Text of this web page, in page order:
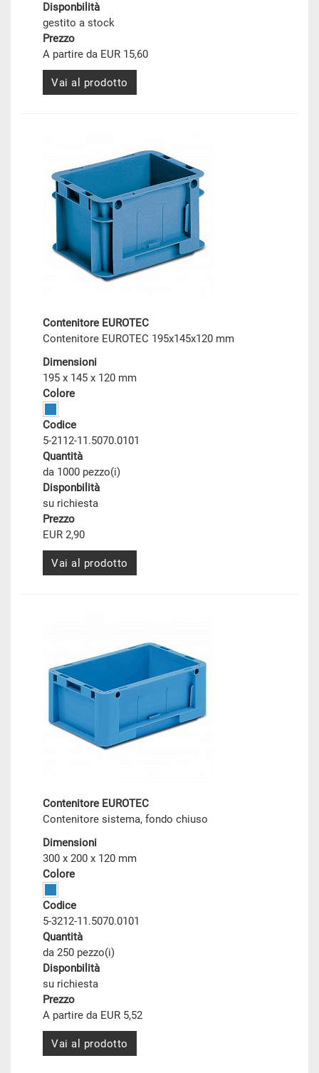
Disponbilità
gestito a stock
Prezzo
A partire da EUR 15,60
Vai al prodotto
Contenitore EUROTEC
Contenitore EUROTEC 195x145x120 mm
Dimensioni
195 x 145 x 120 mm
Colore
Codice
5-2112-11.5070.0101
Quantità
da 1000 pezzo(i)
Disponbilità
su richiesta
Prezzo
EUR 2,90
Vai al prodotto
Contenitore EUROTEC
Contenitore sistema, fondo chiuso
Dimensioni
300 x 200 x 120 mm
Colore
Codice
5-3212-11.5070.0101
Quantità
da 250 pezzo(i)
Disponbilità
su richiesta
Prezzo
A partire da EUR 5,52
Vai al prodotto